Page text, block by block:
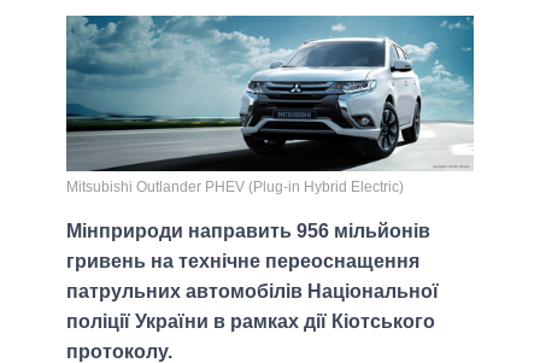
Mitsubishi Оutlander PHEV (Plug-in Hybrid Electric)
Мінприроди направить 956 мільйонів
гривень на технічне переоснащення
патрульних автомобілів Національної
поліції України в рамках дії Кіотського
протоколу.